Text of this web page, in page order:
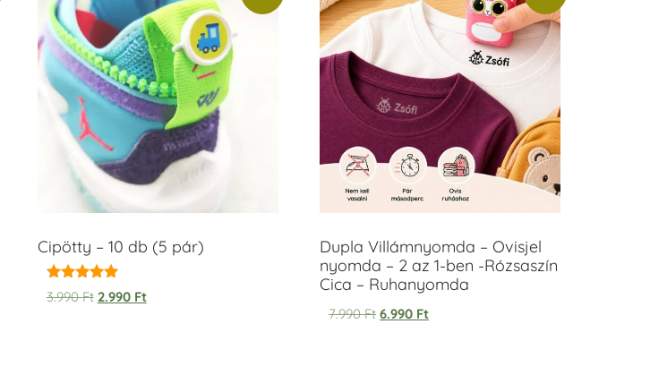
Cipötty – 10 db (5 pár)
Értékelés:
5.00
3.990Ft 2.990 Ft
Dupla Villámnyomda – Ovisjel
nyomda – 2 az 1-ben -Rózsaszín
Cica – Ruhanyomda
7.990Ft 6.990 Ft